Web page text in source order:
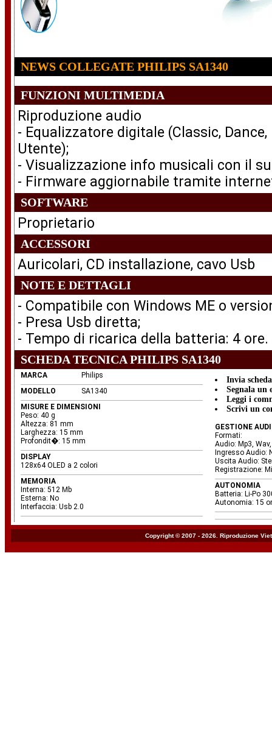
NEWS COLLEGATE PHILIPS SA1340
FUNZIONI MULTIMEDIA
Riproduzione audio
- Equalizzatore digitale (Classic, Dance,
Utente);
- Visualizzazione info musicali con il
- Firmware aggiornabile tramite
SOFTWARE
Proprietario
ACCESSORI
Auricolari, CD installazione, cavo Usb
NOTE E DETTAGLI
- Compatibile con Windows ME o
- Presa Usb diretta;
- Tempo di ricarica della batteria: 4 ore.
SCHEDA TECNICA PHILIPS SA1340
MARCA
Philips
MODELLO
SA1340
MISURE E DIMENSIONI
Peso: 40 g
Altezza: 81 mm
Larghezza: 15 mm
Profondit�: 15 mm
DISPLAY
128x64 OLED a 2 colori
MEMORIA
Interna: 512 Mb
Esterna: No
Interfaccia: Usb 2.0
Invia
Segnala un
Leggi i
Scrivi un
GESTIONE
Formati:
Audio: Mp3,
Ingresso Audio:
Uscita Audio:
Registrazione:
AUTONOMIA
Batteria: Li-Po
Autonomia: 15
Copyright © 2007 - 2026. Riproduzione